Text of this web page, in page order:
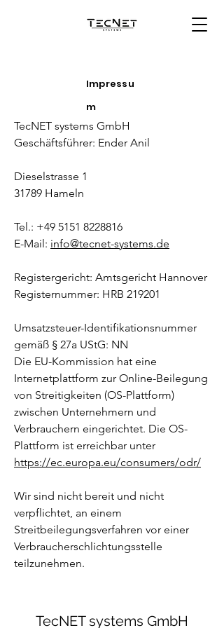
Impressu
m
TecNET systems GmbH
Geschäftsführer: Ender Anil
Dieselstrasse 1
31789 Hameln
Tel.: +49 5151 8228816
E-Mail: info@tecnet-systems.de
Registergericht: Amtsgericht Hannover
Registernummer: HRB 219201
Umsatzsteuer-Identifikationsnummer
gemäß § 27a UStG: NN
Die EU-Kommission hat eine
Internetplattform zur Online-Beilegung
von Streitigkeiten (OS-Plattform)
zwischen Unternehmern und
Verbrauchern eingerichtet. Die OS-
Plattform ist erreichbar unter
https://ec.europa.eu/consumers/odr/
Wir sind nicht bereit und nicht
verpflichtet, an einem
Streitbeilegungsverfahren vor einer
Verbraucherschlichtungsstelle
teilzunehmen.
TecNET systems GmbH